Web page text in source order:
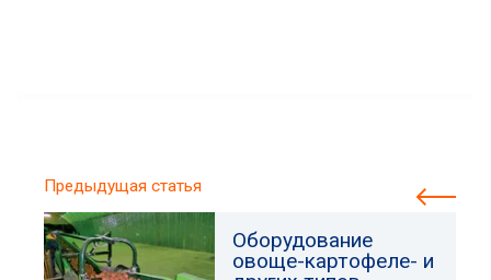
Предыдущая статья
Оборудование
овоще-картофеле- и